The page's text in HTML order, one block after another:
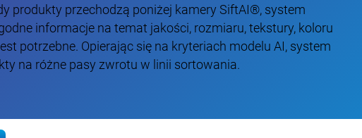
produkty przechodzą poniżej kamery SiftAI®, system
informacje na temat jakości, rozmiaru, tekstury, koloru
potrzebne. Opierając się na kryteriach modelu AI, system
na różne pasy zwrotu w linii sortowania.